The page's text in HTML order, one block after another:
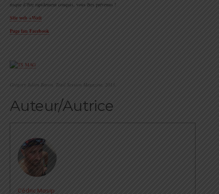
risque d’être rapidement conquis, vous êtes prévenus !
Site web +Watt
Page fan Facebook
Grégory Julien Baron, Trail Session Magazine, 2013.
Auteur/Autrice
Cédric Masip